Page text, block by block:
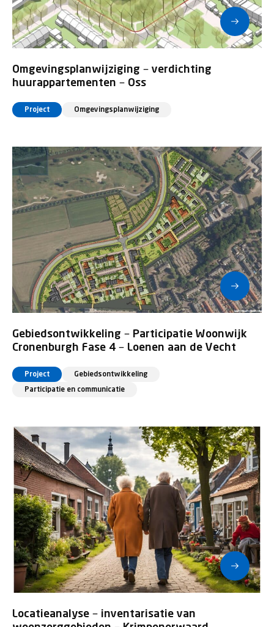
Omgevingsplanwijziging – verdichting
huurappartementen – Oss
Project Omgevingsplanwijziging
Gebiedsontwikkeling – Participatie Woonwijk
Cronenburgh Fase 4 – Loenen aan de Vecht
Project Gebiedsontwikkeling
Participatie en communicatie
Locatieanalyse – inventarisatie van